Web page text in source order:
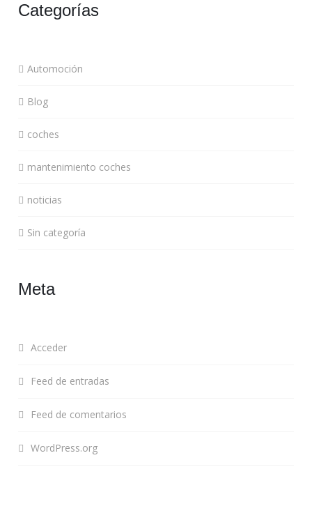
Categorías
Automoción
Blog
coches
mantenimiento coches
noticias
Sin categoría
Meta
Acceder
Feed de entradas
Feed de comentarios
WordPress.org